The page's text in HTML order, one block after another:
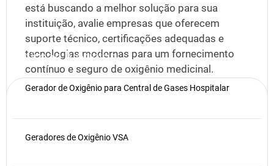
está buscando a melhor solução para sua
instituição, avalie empresas que oferecem
suporte técnico, certificações adequadas e
tecnologias modernas para um fornecimento
contínuo e seguro de oxigênio medicinal.
Publicado em19 de março de 2025
Últimas Notícias
Gerador de Oxigênio para Central de Gases Hospitalar
Geradores de Oxigênio VSA